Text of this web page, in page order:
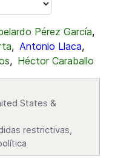
Pérez García,
, Antonio Llaca,
, Héctor Caraballo
States &
restrictivas,